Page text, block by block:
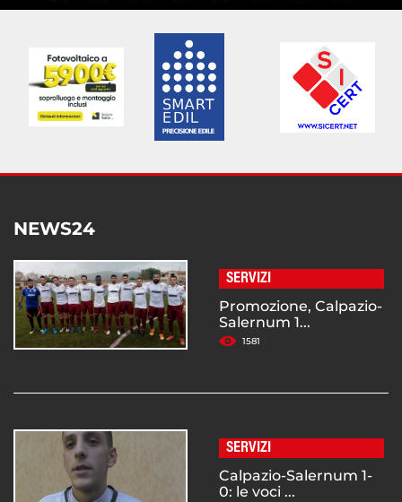
NEWS24
SERVIZI
Promozione, Calpazio-
Salernum 1...
1581
SERVIZI
Calpazio-Salernum 1-
0: le voci ...